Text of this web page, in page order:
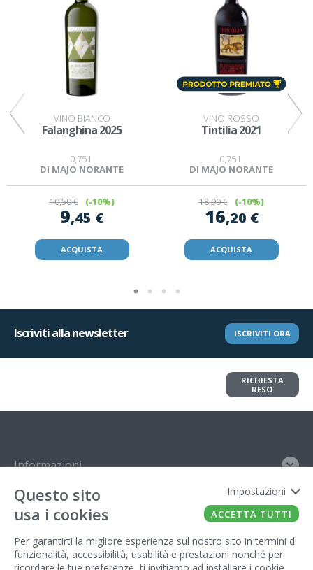
VINO BIANCO
Falanghina 2025
0,75 L
DI MAJO NORANTE
10,50 € (-10%)
9,45 €
ACQUISTA
VINO ROSSO
Tintilia 2021
0,75 L
DI MAJO NORANTE
18,00 € (-10%)
16,20 €
ACQUISTA
Iscriviti alla newsletter ISCRIVITI ORA
RICHIESTA
RESO
Informazioni
Contatto
Gestore del sito
Questo sito
usa i cookies
Per garantirti la migliore esperienza sul nostro sito in termini di
funzionalità, accessibilità, usabilità e prestazioni nonché per
Impostazioni
ACCETTA TUTTI